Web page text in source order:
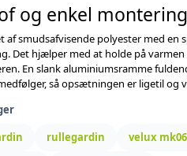
og enkel montering
af smudsafvisende polyester med en
Det hjælper med at holde på
En slank aluminiumsramme
så opsætningen er ligetil og
rullegardin
velux mk06